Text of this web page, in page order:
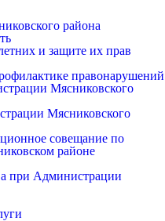
района
и защите их прав
правонарушений
Мясниковского
Мясниковского
совещание по
районе
при Администрации